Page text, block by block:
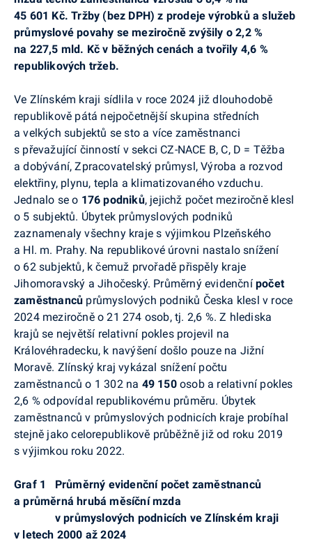
45 601 Kč. Tržby (bez DPH) z prodeje výrobků a služeb
průmyslové povahy se meziročně zvýšily o 2,2 %
na 227,5 mld. Kč v běžných cenách a tvořily 4,6 %
republikových tržeb.
Ve Zlínském kraji sídlila v roce 2024 již dlouhodobě
republikově pátá nejpočetnější skupina středních
a velkých subjektů se sto a více zaměstnanci
s převažující činností v sekci CZ-NACE B, C, D = Těžba
a dobývání, Zpracovatelský průmysl, Výroba a rozvod
elektřiny, plynu, tepla a klimatizovaného vzduchu.
Jednalo se o 176 podniků, jejichž počet meziročně klesl
o 5 subjektů. Úbytek průmyslových podniků
zaznamenaly všechny kraje s výjimkou Plzeňského
a Hl. m. Prahy. Na republikové úrovni nastalo snížení
o 62 subjektů, k čemuž prvořadě přispěly kraje
Jihomoravský a Jihočeský. Průměrný evidenčnípočet
zaměstnanců průmyslových podniků Česka klesl v roce
2024 meziročně o 21 274 osob, tj. 2,6 %. Z hlediska
krajů se největší relativní pokles projevil na
Královéhradecku, k navýšení došlo pouze na Jižní
Moravě. Zlínský kraj vykázal snížení počtu
zaměstnanců o 1 302 na 49 150osob a relativní pokles
2,6 % odpovídal republikovému průměru. Úbytek
zaměstnanců v průmyslových podnicích kraje probíhal
stejně jako celorepublikově průběžně již od roku 2019
s výjimkou roku 2022.
Graf 1
Průměrný evidenční počet zaměstnanců
a průměrná hrubá měsíční mzda
v průmyslových podnicích ve Zlínském kraji
v letech 2000 až 2024